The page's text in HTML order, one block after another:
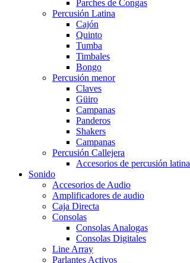
Parches de Congas
Percusión Latina
Cajón
Quinto
Tumba
Timbales
Bongo
Percusión menor
Claves
Güiro
Campanas
Panderos
Shakers
Campanas
Percusión Callejera
Accesorios de percusión latina
Sonido
Accesorios de Audio
Amplificadores de audio
Caja Directa
Consolas
Consolas Analogas
Consolas Digitales
Line Array
Parlantes Activos